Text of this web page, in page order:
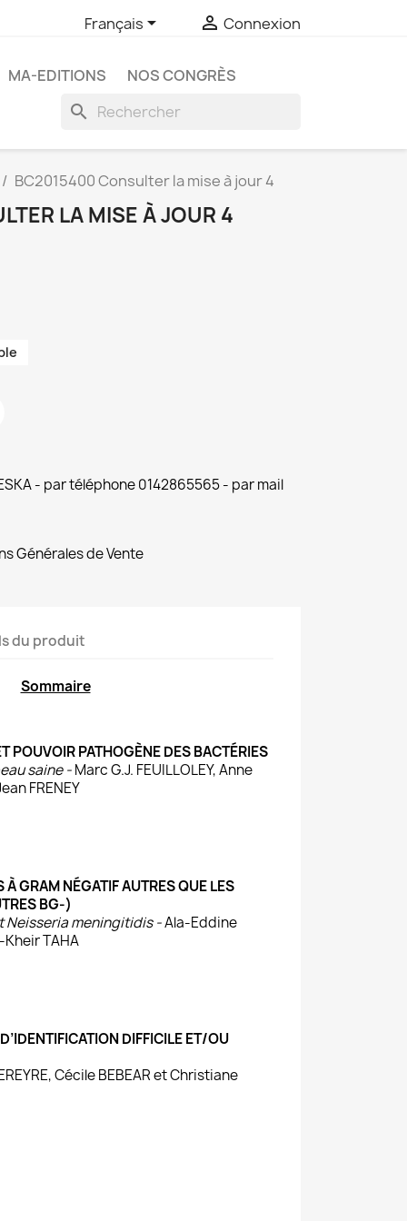
Français  Connexion
MA-EDITIONS NOS CONGRÈS
search
BC2015400 Consulter la mise à jour 4
LA MISE À JOUR 4
- par téléphone 0142865565 - par mail
Générales de Vente
du produit
Sommaire
POUVOIR PATHOGÈNE DES BACTÉRIES
saine -Marc G.J. FEUILLOLEY, Anne
FRENEY
GRAM NÉGATIF AUTRES QUE LES
BG-)
Neisseria meningitidis -Ala-Eddine
Kheir TAHA
DIFFICILE ET/OU
Cécile BEBEAR et Christiane